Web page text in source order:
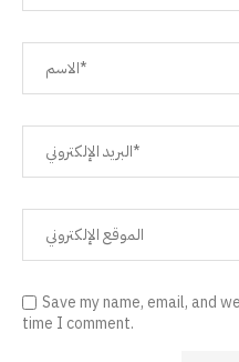
Save my name, email, and
time I comment.